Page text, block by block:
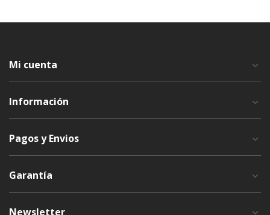
Mi cuenta
Información
Pagos y Envios
Garantía
Newsletter